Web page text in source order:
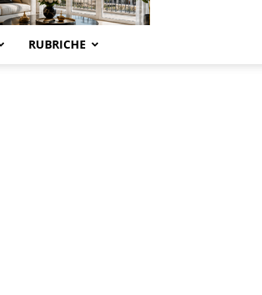
RUBRICHE